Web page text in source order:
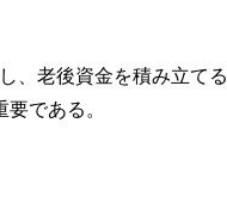
、老後資金を積み立て
である。